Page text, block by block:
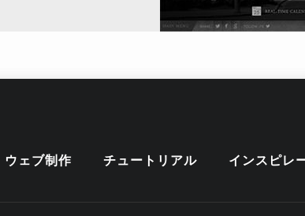
ウェブ制作 チュートリアル インスピレ